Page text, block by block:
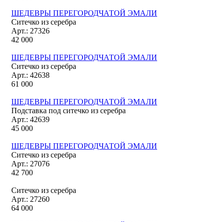
ШЕДЕВРЫ ПЕРЕГОРОДЧАТОЙ ЭМАЛИ
Ситечко из серебра
Арт.: 27326
42 000
ШЕДЕВРЫ ПЕРЕГОРОДЧАТОЙ ЭМАЛИ
Ситечко из серебра
Арт.: 42638
61 000
ШЕДЕВРЫ ПЕРЕГОРОДЧАТОЙ ЭМАЛИ
Подставка под ситечко из серебра
Арт.: 42639
45 000
ШЕДЕВРЫ ПЕРЕГОРОДЧАТОЙ ЭМАЛИ
Ситечко из серебра
Арт.: 27076
42 700
Ситечко из серебра
Арт.: 27260
64 000